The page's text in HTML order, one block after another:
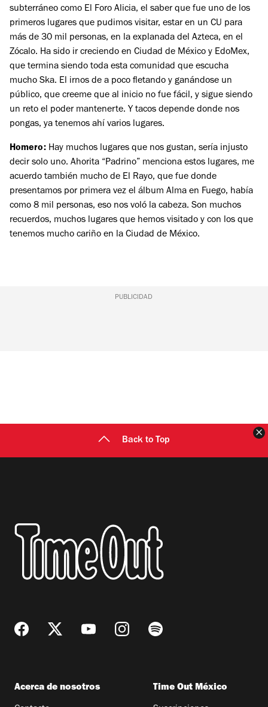
subterráneo como El Foro Alicia, el saber que fue uno de los
primeros lugares que pudimos visitar, estar en un CU para
más de 30 mil personas, en la explanada del Azteca, en el
Zócalo. Ha sido ir creciendo en Ciudad de México y EdoMex,
que termina siendo toda esta comunidad que escucha
mucho Ska. El irnos de a poco fletando y ganándose un
público, que creeme que al inicio no fue fácil, y sigue siendo
un reto el poder mantenerte. Y tacos depende donde nos
pongas, ya tenemos ahí varios lugares.
Homero: Hay muchos lugares que nos gustan, sería injusto
decir solo uno. Ahorita “Padrino” menciona estos lugares, me
acuerdo también mucho de El Rayo, que fue donde
presentamos por primera vez el álbum Alma en Fuego, había
como 8 mil personas, eso nos voló la cabeza. Son muchos
recuerdos, muchos lugares que hemos visitado y con los que
tenemos mucho cariño en la Ciudad de México.
PUBLICIDAD
Back to Top
Acerca de nosotros Time Out México